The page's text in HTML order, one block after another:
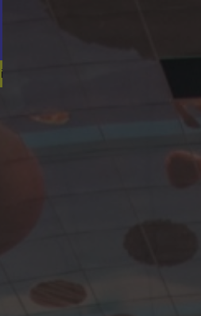
lid van ons Vacature Via